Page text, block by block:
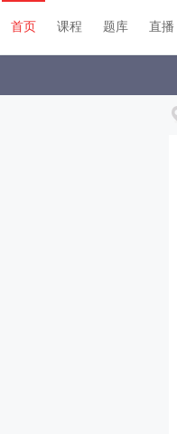
首页
首页 课程 题库 直播